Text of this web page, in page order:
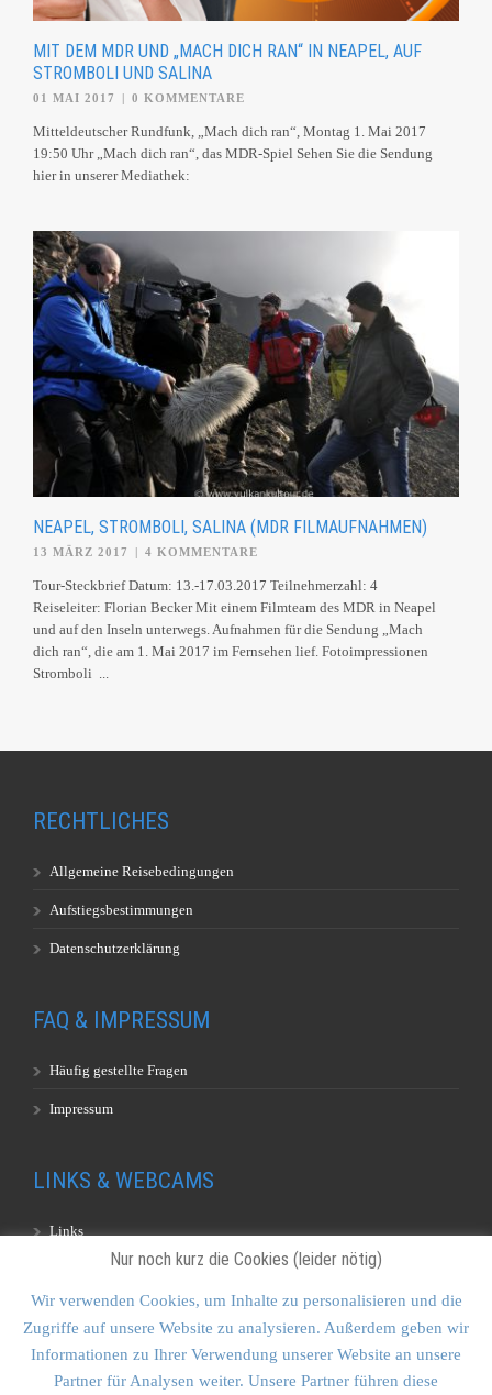
MIT DEM MDR UND „MACH DICH RAN“ IN NEAPEL, AUF
STROMBOLI UND SALINA
01 MAI 2017 | 0 KOMMENTARE
Mitteldeutscher Rundfunk, „Mach dich ran“, Montag 1. Mai 2017
19:50 Uhr „Mach dich ran“, das MDR-Spiel Sehen Sie die Sendung
hier in unserer Mediathek:
NEAPEL, STROMBOLI, SALINA (MDR FILMAUFNAHMEN)
13 MÄRZ 2017 4 KOMMENTARE
Tour-Steckbrief Datum: 13.-17.03.2017 Teilnehmerzahl: 4
Reiseleiter: Florian Becker Mit einem Filmteam des MDR in Neapel
und auf den Inseln unterwegs. Aufnahmen für die Sendung „Mach
dich ran“, die am 1. Mai 2017 im Fernsehen lief. Fotoimpressionen
Stromboli ...
RECHTLICHES
Allgemeine Reisebedingungen
Aufstiegsbestimmungen
Datenschutzerklärung
FAQ & IMPRESSUM
Häufig gestellte Fragen
Impressum
LINKS & WEBCAMS
Links
KONTAKT & SITEMAP
Kontakt
Nur noch kurz die Cookies (leider nötig)
Wir verwenden Cookies, um Inhalte zu personalisieren und die
Zugriffe auf unsere Website zu analysieren. Außerdem geben wir
Informationen zu Ihrer Verwendung unserer Website an unsere
Partner für Analysen weiter. Unsere Partner führen diese